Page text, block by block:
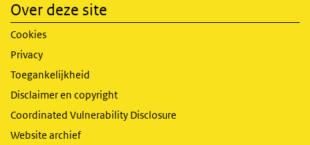
Over deze site
Cookies
Privacy
Toegankelijkheid
Disclaimer en copyright
Coordinated Vulnerability Disclosure
Website archief